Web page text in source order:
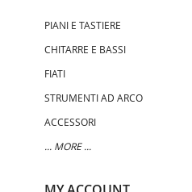
PIANI E TASTIERE
CHITARRE E BASSI
FIATI
STRUMENTI AD ARCO
ACCESSORI
... MORE ...